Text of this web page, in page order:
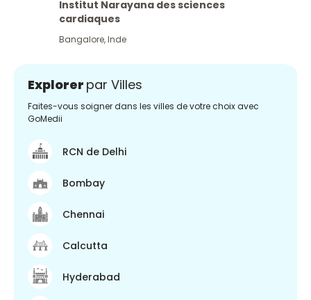
Institut Narayana des sciences
cardiaques
Bangalore,Inde
Explorer par Villes
Faites-vous soigner dans les villes de votre choix avec
GoMedii
RCN de Delhi
Bombay
Chennai
Calcutta
Hyderabad